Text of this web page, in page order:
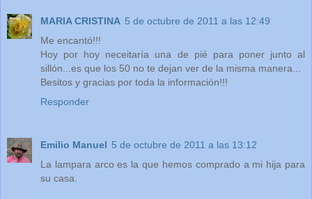
MARIA CRISTINA 5 de octubre de 2011 a las 12:49
Me encantó!!!
Hoy por hoy neceitaría una de pié para poner junto al
sillón...es que los 50 no te dejan ver de la misma manera...
Besitos y gracias por toda la información!!!
Responder
Emilio Manuel 5 de octubre de 2011 a las 13:12
La lampara arco es la que hemos comprado a mi hija para
su casa.